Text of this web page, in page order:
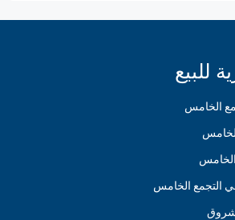
للبيع
الخامس
الخامس
التجمع الخامس